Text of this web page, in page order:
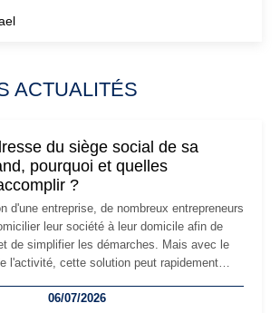
ACTUALITÉS
du siège social de sa
pourquoi et quelles
?
d'une entreprise, de nombreux entrepreneurs
leur société à leur domicile afin de
de simplifier les démarches. Mais avec le
l'activité, cette solution peut rapidement
image de marque… Le
06/07/2026